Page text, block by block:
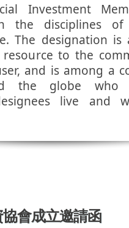
Investment
the disciplines of
The designation is
to the
and is among a
the globe
live and
會成立邀請函